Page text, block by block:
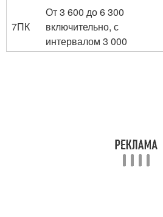
7ПК
От 3 600 до 6 300
включительно, с
интервалом 3 000